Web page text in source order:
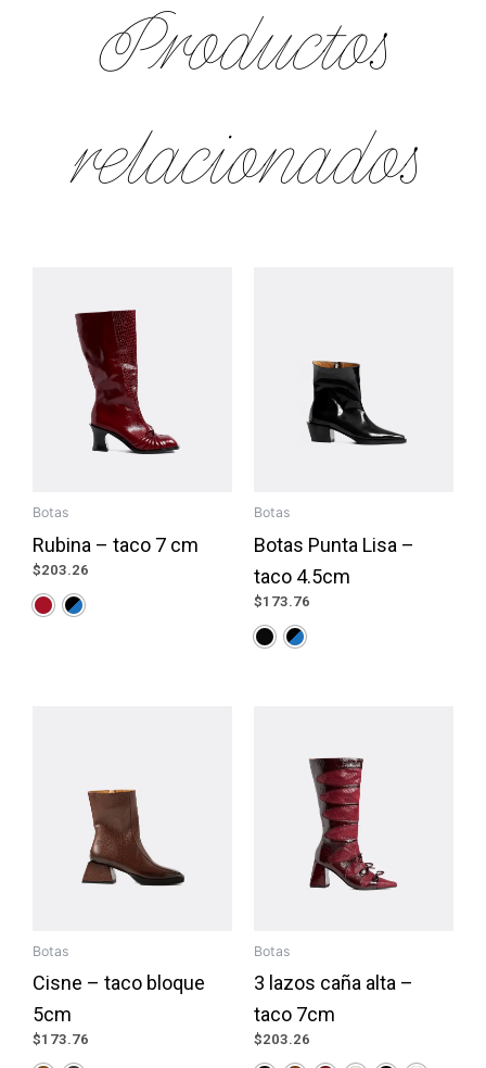
Productos
relacionados
Botas
Rubina – taco 7 cm
$203.26
Botas
Botas Punta Lisa –
taco 4.5cm
$173.76
Botas
Cisne – taco bloque
5cm
$173.76
Botas
3 lazos caña alta –
taco 7cm
$203.26